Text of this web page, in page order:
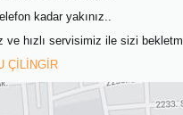
kadar yakınız..
ve hızlı servisimiz ile sizi
ÇİLİNGİR